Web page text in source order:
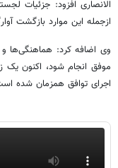
الانصاری افزود: جزئیات
ازجمله این موارد بازگشت
وی اضافه کرد: هماهنگی‌ها و
موفق انجام شود، اکنون
اجرای توافق همزمان شده